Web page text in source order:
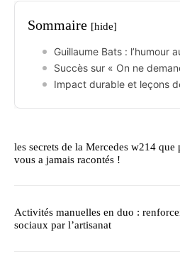
Sommaire [hide]
Guillaume Bats : l’humour
Succès sur « On ne
Impact durable et leçons
les secrets de la Mercedes w214 que
vous a jamais racontés !
Activités manuelles en duo :
sociaux par l’artisanat